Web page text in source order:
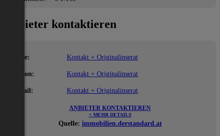
Anbieter kontaktieren
Name: Kontakt + Originalinserat
Telefon: Kontakt + Originalinserat
E-Mail: Kontakt + Originalinserat
ANBIETER KONTAKTIEREN
+ MEHR DETAILS
Quelle: immobilien.derstandard.at